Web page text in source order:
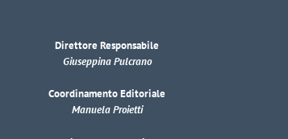
Direttore Responsabile
Giuseppina Pulcrano
Coordinamento Editoriale
Manuela Proietti